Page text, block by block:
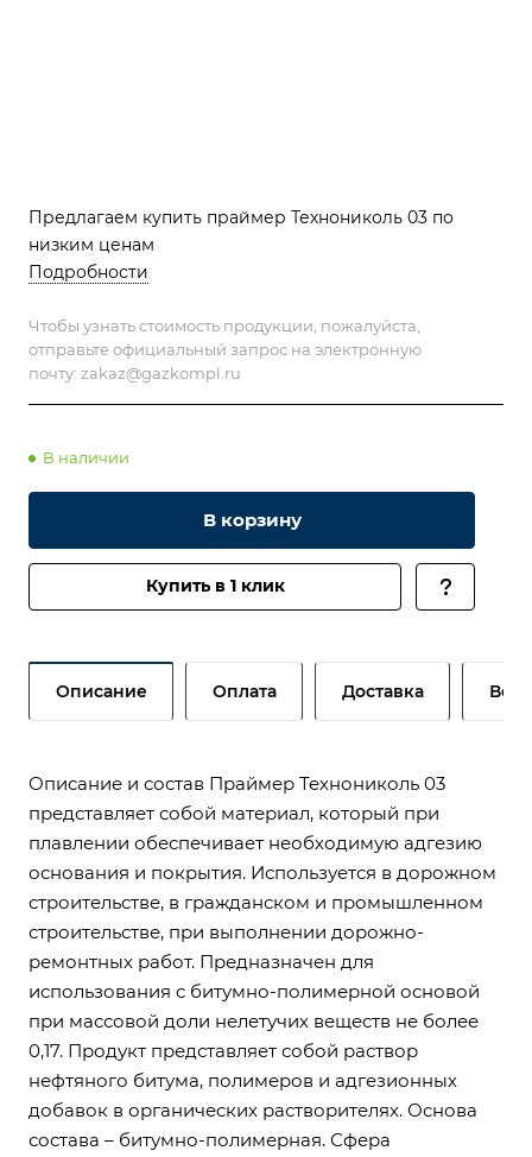
Предлагаем купить праймер Технониколь 03 по
низким ценам
Подробности
Чтобы узнать стоимость продукции, пожалуйста,
отправьте официальный запрос на электронную
почту: zakaz@gazkompl.ru
В наличии
В корзину
Купить в 1 клик
Описание Оплата Доставка
Описание и состав Праймер Технониколь 03
представляет собой материал, который при
плавлении обеспечивает необходимую адгезию
основания и покрытия. Используется в дорожном
строительстве, в гражданском и промышленном
строительстве, при выполнении дорожно-
ремонтных работ. Предназначен для
использования с битумно-полимерной основой
при массовой доли нелетучих веществ не более
0,17. Продукт представляет собой раствор
нефтяного битума, полимеров и адгезионных
добавок в органических растворителях. Основа
состава – битумно-полимерная. Сфера